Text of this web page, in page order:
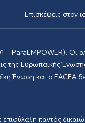
Επισκέψεις στον
ParaEMPOWER). Οι
της Ευρωπαϊκής
Ένωση και ο EACEA
παντός